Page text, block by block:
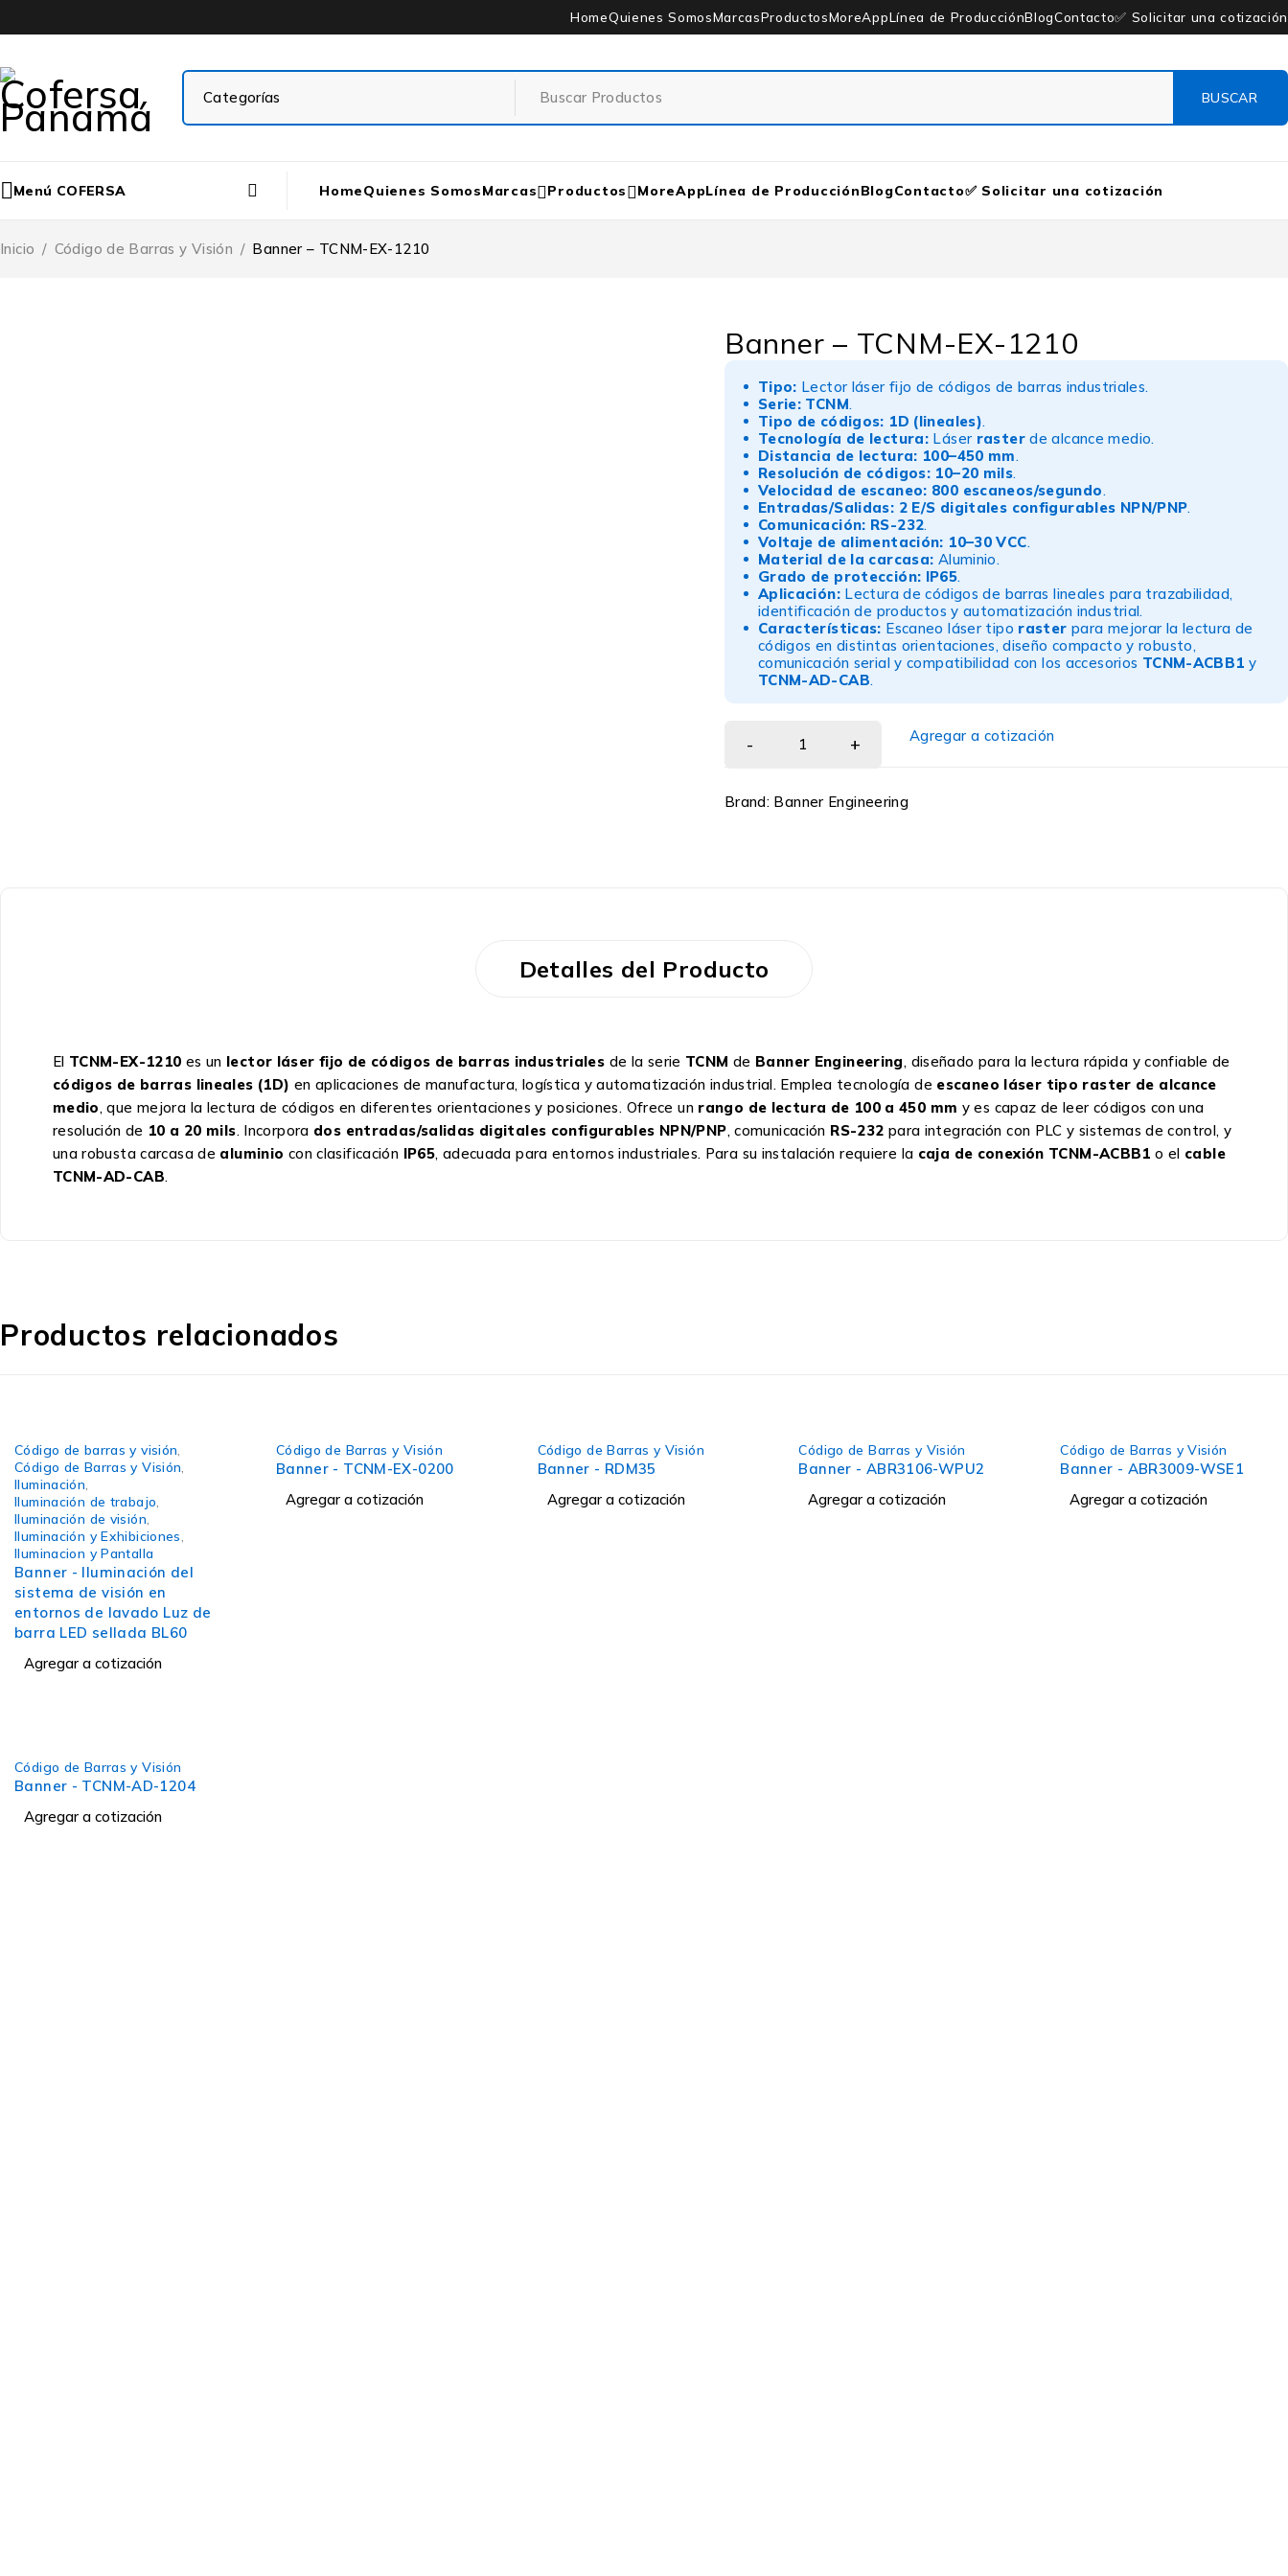
HomeQuienes SomosMarcasProductosMoreAppLínea de ProducciónBlogContacto✅ Solicitar una cotización
Menú COFERSA HomeQuienes SomosMarcas Productos MoreAppLínea de ProducciónBlogContacto✅ Solicitar una cotización
Inicio / Código de Barras y Visión / Banner – TCNM-EX-1210
Banner – TCNM-EX-1210
Tipo: Lector láser fijo de códigos de barras industriales.
Serie: TCNM.
Tipo de códigos: 1D (lineales).
Tecnología de lectura: Láser rasterde alcance medio.
Distancia de lectura: 100–450 mm.
Resolución de códigos: 10–20 mils.
Velocidad de escaneo: 800 escaneos/segundo.
Entradas/Salidas: 2 E/S digitales configurables NPN/PNP.
Comunicación: RS-232.
Voltaje de alimentación: 10–30 VCC.
Material de la carcasa: Aluminio.
Grado de protección: IP65.
Aplicación:Lectura de códigos de barras lineales para trazabilidad,
identificación de productos y automatización industrial.
Características: Escaneo láser tipo raster para mejorar la lectura de
códigos en distintas orientaciones, diseño compacto y robusto,
comunicación serial y compatibilidad con los accesorios TCNM-ACBB1 y
TCNM-AD-CAB.
Agregar a cotización
Brand: Banner Engineering
Detalles del Producto
El TCNM-EX-1210 es un lector láser fijo de códigos de barras industriales de la serie TCNM de Banner Engineering, diseñado para la lectura rápida y confiable de
códigos de barras lineales (1D) en aplicaciones de manufactura, logística y automatización industrial. Emplea tecnología de escaneo láser tipo raster de alcance
medio, que mejora la lectura de códigos en diferentes orientaciones y posiciones. Ofrece un rango de lectura de 100 a 450 mm y es capaz de leer códigos con una
resolución de 10 a 20 mils. Incorpora dos entradas/salidas digitales configurables NPN/PNP, comunicación RS-232 para integración con PLC y sistemas de control, y
una robusta carcasa de aluminio con clasificación IP65, adecuada para entornos industriales. Para su instalación requiere la caja de conexión TCNM-ACBB1 o el cable
TCNM-AD-CAB.
Productos relacionados
Código de barras y visión
Código de Barras y Visión
Iluminación
Iluminación de trabajo
Iluminación de visión
Iluminación y Exhibiciones
Iluminacion y Pantalla
Banner - Iluminación del
sistema de visión en
entornos de lavado Luz de
barra LED sellada BL60
Agregar a cotización
Código de Barras y Visión
Banner - TCNM-EX-0200
Agregar a cotización
Código de Barras y Visión
Banner - RDM35
Agregar a cotización
Código de Barras y Visión
Banner - ABR3106-WPU2
Agregar a cotización
Código de Barras y Visión
Banner - ABR3009-WSE1
Agregar a cotización
Código de Barras y Visión
Banner - TCNM-AD-1204
Agregar a cotización